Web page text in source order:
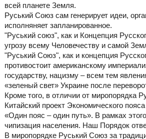
всей планете Земля.
Руський Союз сам генерирует идеи,
исполняняет запланированное.
"Руський союз", как и Концепция
угрозу всему Человечеству и самой
"Руський Союз", как и концепция
противостоит американскому
государству, нацизму – всем тем
«зеленый свет» Украине после
Кроме того, в отличии от миропорядка
Китайский проект Экономического
«Один пояс – один путь». В рамках
чипизация населения. Наш Порядок
В миропорядке Руський Союз за